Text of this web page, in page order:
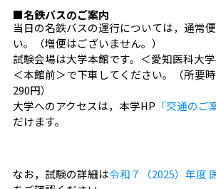
■名鉄バスのご案内
当日の名鉄バスの運行については，通常
い。（増便はございません。）
試験会場は大学本館です。＜愛知医科大
＜本館前＞で下車してください。（所要
290円）
大学へのアクセスは，本学HP 「交通のご
だけます。
なお，試験の詳細は令和７（2025）年度